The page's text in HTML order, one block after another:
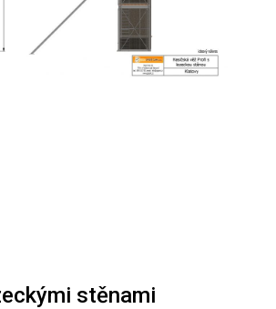
stěnami